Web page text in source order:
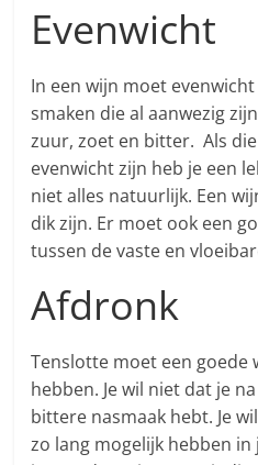
Evenwicht
In een wijn moet
smaken die al aanwezig
zuur, zoet en bitter. Als
evenwicht zijn heb je een
niet alles natuurlijk. Een
dik zijn. Er moet ook een
tussen de vaste en
Afdronk
Tenslotte moet een goede
hebben. Je wil niet dat je
bittere nasmaak hebt. Je
zo lang mogelijk hebben